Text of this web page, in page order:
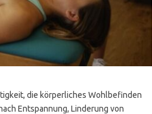
die körperliches Wohlbefinden
Entspannung, Linderung von